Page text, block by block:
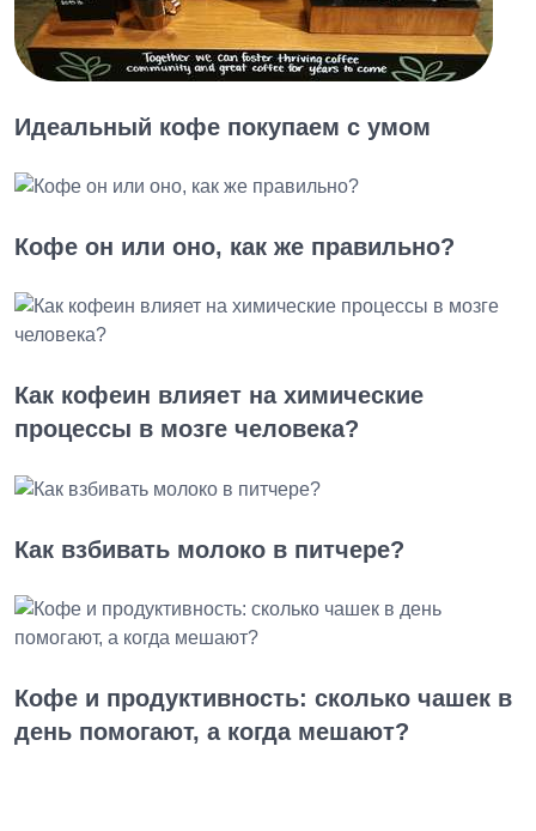
Идеальный кофе покупаем с умом
Кофе он или оно, как же правильно?
Как кофеин влияет на химические
процессы в мозге человека?
Как взбивать молоко в питчере?
Кофе и продуктивность: сколько чашек в
день помогают, а когда мешают?